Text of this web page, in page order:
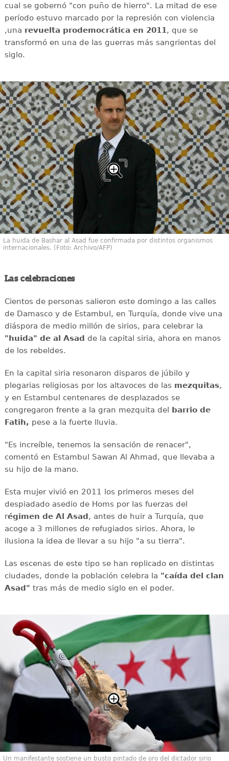
cual se gobernó "con puño de hierro". La mitad de ese
período estuvo marcado por la represión con violencia
,una revuelta prodemocrática en 2011, que se
transformó en una de las guerras más sangrientas del
siglo.
La huida de Bashar al Asad fue confirmada por distintos organismos
internacionales. (Foto: Archivo/AFP)
Las celebraciones
Cientos de personas salieron este domingo a las calles
de Damasco y de Estambul, en Turquía, donde vive una
diáspora de medio millón de sirios, para celebrar la
"huida" de al Asad de la capital siria, ahora en manos
de los rebeldes.
En la capital siria resonaron disparos de júbilo y
plegarias religiosas por los altavoces de las mezquitas,
y en Estambul centenares de desplazados se
congregaron frente a la gran mezquita del barrio de
Fatih, pese a la fuerte lluvia.
"Es increíble, tenemos la sensación de renacer",
comentó en Estambul Sawan Al Ahmad, que llevaba a
su hijo de la mano.
Esta mujer vivió en 2011 los primeros meses del
despiadado asedio de Homs por las fuerzas del
régimen de Al Asad, antes de huir a Turquía, que
acoge a 3 millones de refugiados sirios. Ahora, le
ilusiona la idea de llevar a su hijo "a su tierra".
Las escenas de este tipo se han replicado en distintas
ciudades, donde la población celebra la "caída del clan
Asad" tras más de medio siglo en el poder.
Un manifestante sostiene un busto pintado de oro del dictador sirio